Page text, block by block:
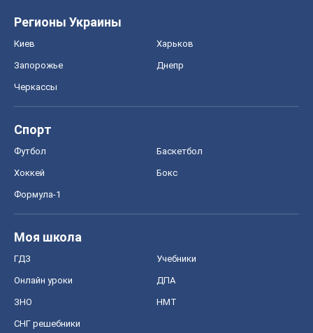
Регионы Украины
Киев Харьков
Запорожье Днепр
Черкассы
Спорт
Футбол Баскетбол
Хоккей Бокс
Формула-1
Моя школа
ГДЗ Учебники
Онлайн уроки ДПА
ЗНО НМТ
СНГ решебники